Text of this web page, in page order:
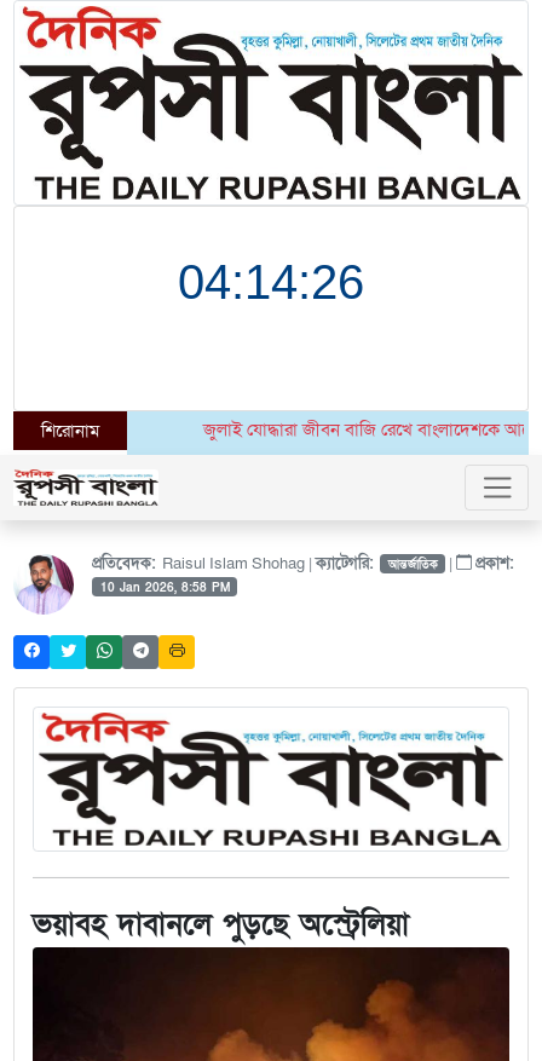
শিরোনাম জুলাই যোদ্ধারা জীবন বাজি রেখে বাংলাদেশকে আরেকবার
প্রতিবেদক: Raisul Islam Shohag |ক্যাটেগরি: আন্তর্জাতিক | প্রকাশ:
10 Jan 2026, 8:58 PM
ভয়াবহ দাবানলে পুড়ছে অস্ট্রেলিয়া